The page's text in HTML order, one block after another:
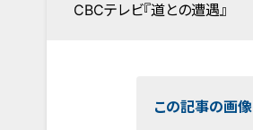
CBCテレビ『道との遭遇』
この記事の画像